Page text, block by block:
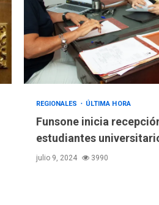
REGIONALES ÚLTIMA HORA
Funsone inicia
estudiantes
julio 9, 2024 3990